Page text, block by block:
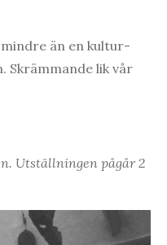
än en kultur-
Skrämmande lik vår
Utställningen pågår 2